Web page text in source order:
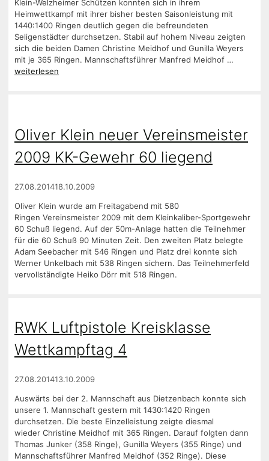
Klein-Welzheimer Schützen konnten sich in ihrem
Heimwettkampf mit ihrer bisher besten Saisonleistung mit
1440:1400 Ringen deutlich gegen die befreundeten
Seligenstädter durchsetzen. Stabil auf hohem Niveau zeigten
sich die beiden Damen Christine Meidhof und Gunilla Weyers
mit je 365 Ringen. Mannschaftsführer Manfred Meidhof …
weiterlesen
Oliver Klein neuer Vereinsmeister
2009 KK-Gewehr 60 liegend
27.08.201418.10.2009
Oliver Klein wurde am Freitagabend mit 580
Ringen Vereinsmeister 2009 mit dem Kleinkaliber-Sportgewehr
60 Schuß liegend. Auf der 50m-Anlage hatten die Teilnehmer
für die 60 Schuß 90 Minuten Zeit. Den zweiten Platz belegte
Adam Seebacher mit 546 Ringen und Platz drei konnte sich
Werner Unkelbach mit 538 Ringen sichern. Das Teilnehmerfeld
vervollständigte Heiko Dörr mit 518 Ringen.
RWK Luftpistole Kreisklasse
Wettkampftag 4
27.08.201413.10.2009
Auswärts bei der 2. Mannschaft aus Dietzenbach konnte sich
unsere 1. Mannschaft gestern mit 1430:1420 Ringen
durchsetzen. Die beste Einzelleistung zeigte diesmal
wieder Christine Meidhof mit 365 Ringen. Darauf folgten dann
Thomas Junker (358 Ringe), Gunilla Weyers (355 Ringe) und
Mannschaftsführer Manfred Meidhof (352 Ringe). Diese